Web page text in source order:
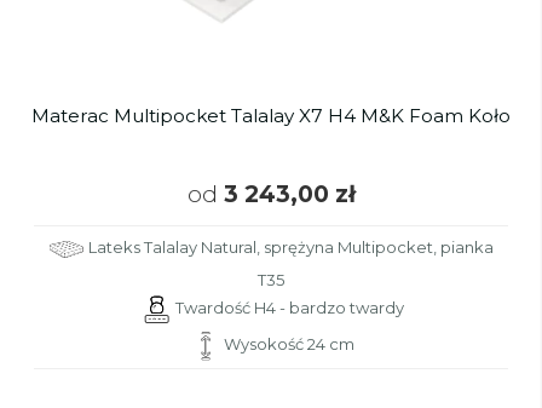
Materac Multipocket Talalay X7 H4 M&K Foam Koło
od 3 243,00 zł
Lateks Talalay Natural, sprężyna Multipocket, pianka
T35
Twardość H4 - bardzo twardy
Wysokość 24 cm